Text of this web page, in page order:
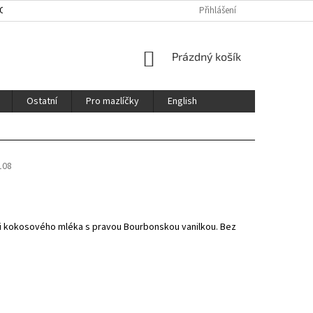
CERTIFIKÁTY / CERTFICATESPřihlášení
NÁKUPNÍ
Prázdný košík
Ostatní Pro mazlíčky English
mléka s pravou Bourbonskou vanilkou. Bez